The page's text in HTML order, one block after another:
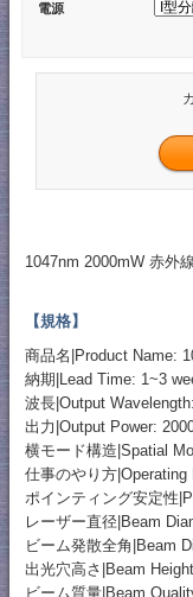
電源
1047nm 2000mW 赤外
【規格】
商品名|Product Name:
納期|Lead Time: 1~3
波長|Output
出力|Output Power:
横モード構造|Spatial
仕事のやり方
ポインティング安定性
レーザー直径|Beam
ビーム発散全角|Beam
出光穴高さ|Beam
ビーム質量|Beam